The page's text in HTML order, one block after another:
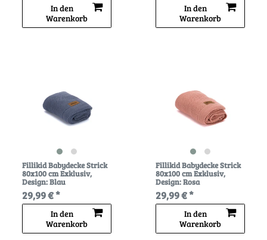
In den
Warenkorb
In den
Warenkorb
Fillikid Babydecke Strick
80x100 cm Exklusiv,
Design: Blau
29,99 € *
In den
Warenkorb
Fillikid Babydecke Strick
80x100 cm Exklusiv,
Design: Rosa
29,99 € *
In den
Warenkorb